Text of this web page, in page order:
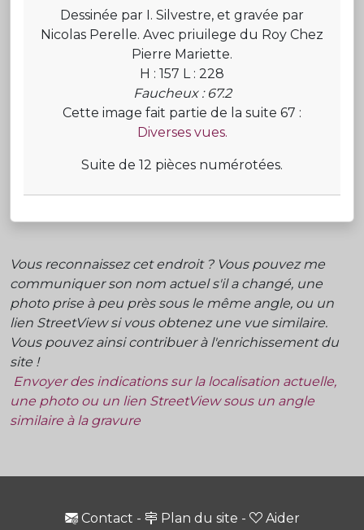
Dessinée par I. Silvestre, et gravée par
Nicolas Perelle. Avec priuilege du Roy Chez
Pierre Mariette.
H : 157 L : 228
Faucheux : 67.2
Cette image fait partie de la suite 67 :
Diverses vues.
Suite de 12 pièces numérotées.
Vous reconnaissez cet endroit ? Vous pouvez me
communiquer son nom actuel s'il a changé, une
photo prise à peu près sous le même angle, ou un
lien StreetView si vous obtenez une vue similaire.
Vous pouvez ainsi contribuer à l'enrichissement du
site !
Envoyer des indications sur la localisation actuelle,
une photo ou un lien StreetView sous un angle
similaire à la gravure
Contact - Plan du site - Aider